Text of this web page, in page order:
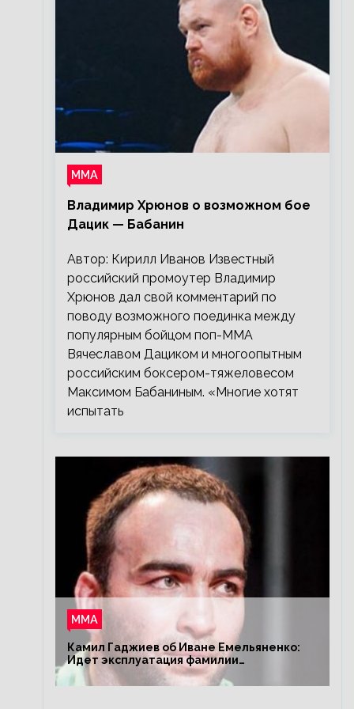
ММА
Владимир Хрюнов о возможном бое
Дацик — Бабанин
Автор: Кирилл Иванов Известный
российский промоутер Владимир
Хрюнов дал свой комментарий по
поводу возможного поединка между
популярным бойцом поп-ММА
Вячеславом Дациком и многоопытным
российским боксером-тяжеловесом
Максимом Бабаниным. «Многие хотят
испытать
ММА
Камил Гаджиев об Иване Емельяненко:
Идет эксплуатация фамилии
Емельяненко